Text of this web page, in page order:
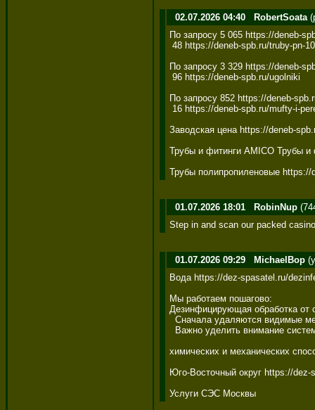
02.07.2026 04:40 RobertSoata
По запросу 5 065 https://deneb-
48 https://deneb-spb.ru/truby-pn-
По запросу 3 329 https://deneb-
96 https://deneb-spb.ru/ugolniki
По запросу 852 https://deneb-
16 https://deneb-spb.ru/mufty-i-
Заводская цена https://deneb-
Трубы и фитинги AMICO Трубы
Трубы полипропиленовые https://
01.07.2026 18:01 RobinNup
Step in and scan our packed
01.07.2026 09:29 MichaelBop
Вода https://dez-spasatel.ru/
Мы работаем пошагово:
Дезинфицирующая обработка от
Сначала удаляются видимые
Важно уделить внимание
химических и механических
Юго-Восточный округ https://
Услуги СЭС Москвы